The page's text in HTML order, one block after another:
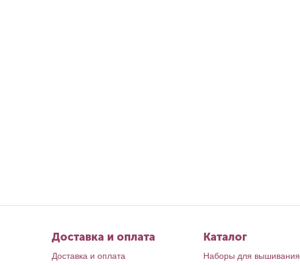
Доставка и оплата
Доставка и оплата
Каталог
Наборы для вышивания